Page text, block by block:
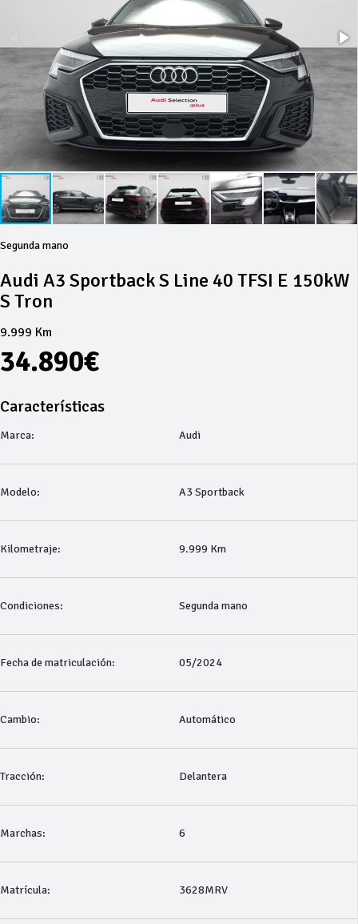
Segunda mano
Audi A3 Sportback S Line 40 TFSI E 150kW
S Tron
9.999 Km
34.890€
Características
Marca: Audi
Modelo: A3 Sportback
Kilometraje: 9.999 Km
Condiciones: Segunda mano
Fecha de matriculación: 05/2024
Cambio: Automático
Tracción: Delantera
Marchas: 6
Matrícula: 3628MRV